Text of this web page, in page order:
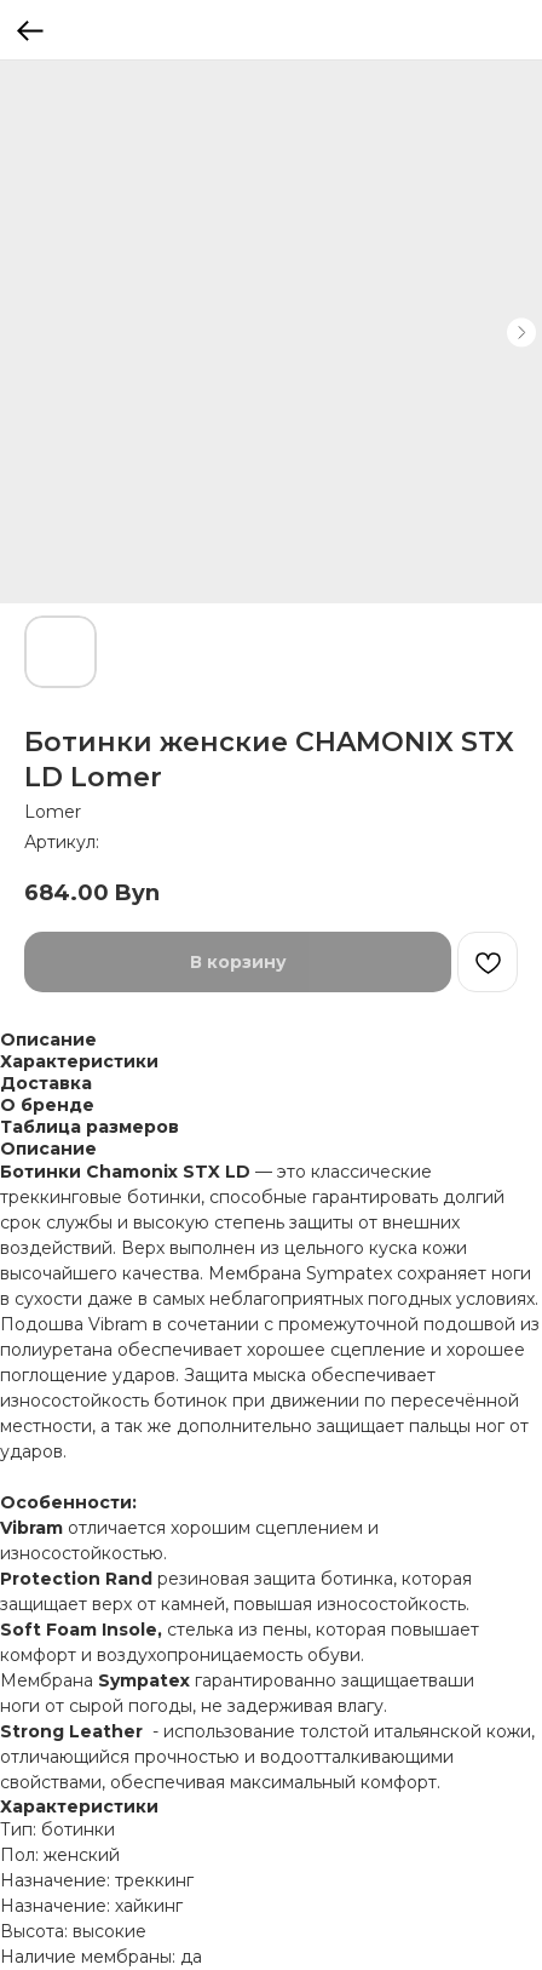
Ботинки женские CHAMONIX STX
LD Lomer
Lomer
Артикул:
684.00 Byn
В корзину
Описание
Характеристики
Доставка
О бренде
Таблица размеров
Описание
Ботинки Chamonix STX LD — это классические
треккинговые ботинки, способные гарантировать долгий
срок службы и высокую степень защиты от внешних
воздействий. Верх выполнен из цельного куска кожи
высочайшего качества. Мембрана Sympatex сохраняет ноги
в сухости даже в самых неблагоприятных погодных условиях.
Подошва Vibram в сочетании с промежуточной подошвой из
полиуретана обеспечивает хорошее сцепление и хорошее
поглощение ударов. Защита мыска обеспечивает
износостойкость ботинок при движении по пересечённой
местности, а так же дополнительно защищает пальцы ног от
ударов.
Особенности:
Vibram отличается хорошим сцеплением и
износостойкостью.
Protection Rand резиновая защита ботинка, которая
защищает верх от камней, повышая износостойкость.
Soft Foam Insole, стелька из пены, которая повышает
комфорт и воздухопроницаемость обуви.
Мембрана Sympatex гарантированно защищаетваши
ноги от сырой погоды, не задерживая влагу.
Strong Leather - использование толстой итальянской кожи,
отличающийся прочностью и водоотталкивающими
свойствами, обеспечивая максимальный комфорт.
Характеристики
Тип: ботинки
Пол: женский
Назначение: треккинг
Назначение: хайкинг
Высота: высокие
Наличие мембраны: да